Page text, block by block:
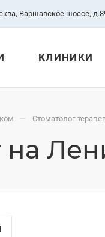
Варшавское шоссе,
КЛИНИКИ
— Стоматолог-
на